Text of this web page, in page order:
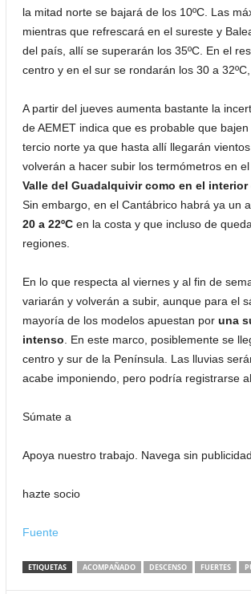
la mitad norte se bajará de los 10ºC. Las
mientras que refrescará en el sureste y
del país, allí se superarán los 35ºC. En el
centro y en el sur se rondarán los 30 a
A partir del jueves aumenta bastante la
de AEMET indica que es probable que
tercio norte ya que hasta allí llegarán
volverán a hacer subir los termómetros en
Valle del Guadalquivir como en el
Sin embargo, en el Cantábrico habrá ya un
20 a 22ºC en la costa y que incluso de
regiones.
En lo que respecta al viernes y al fin de
variarán y volverán a subir, aunque para el
mayoría de los modelos apuestan poruna
intenso . En este marco, posiblemente se
centro y sur de la Península. Las lluvias
acabe imponiendo, pero podría registrarse
Súmate a
Apoya nuestro trabajo. Navega sin publicidad
hazte socio
Fuente
ETIQUETAS ACOMPAÑADO DESCENSO FUERTES